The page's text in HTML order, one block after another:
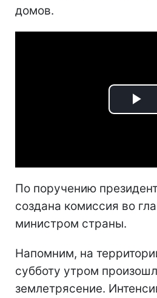
домов.
По поручению
создана комиссия во
министром страны.
Напомним, на
субботу утром
землетрясение.